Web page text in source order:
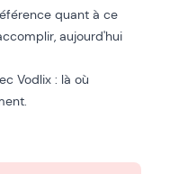
quant à ce
aujourd'hui
Vodlix : là où